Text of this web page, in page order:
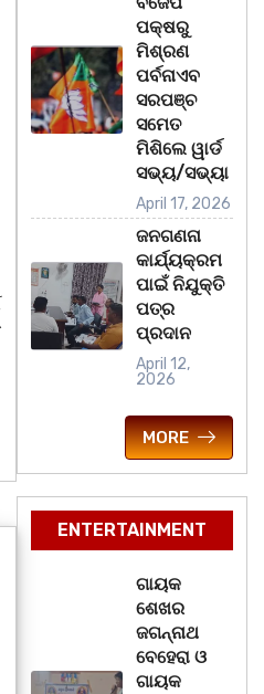
ପକ୍ଷରୁ
ମିଶ୍ରଣ
ପର୍ବନାଏବ
ସରପଞ୍ଚ
ସମେତ
ମିଶିଲେ ୱାର୍ଡ
ସଭ୍ୟ/ସଭ୍ୟା
April 17, 2026
ଜନଗଣନା
କାର୍ଯ୍ୟକ୍ରମ
ପାଇଁ ନିଯୁକ୍ତି
ପତ୍ର
ପ୍ରଦାନ
April 12,
2026
MORE
ENTERTAINMENT
ଗାୟକ
ଶେଖର
ଜଗନ୍ନାଥ
ବେହେରା ଓ
ଗାୟକ